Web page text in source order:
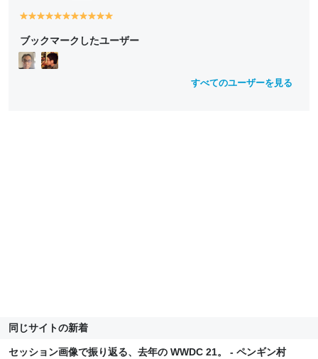
y
ll
o
w
y
ll
o
w
y
ll
o
w
y
ll
o
w
y
ll
o
w
y
ll
y
ll
y
ll
y
ll
y
ll ll
ブックマークしたユーザー
すべてのユーザーを見る
同じサイトの新着
セッション画像で振り返る、去年の WWDC 21。 - ペンギン村